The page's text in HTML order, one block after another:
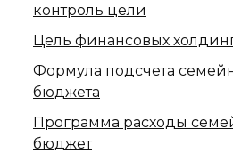
контроль цели
Цель финансовых
Формула подсчета
бюджета
Программа расходы
бюджет